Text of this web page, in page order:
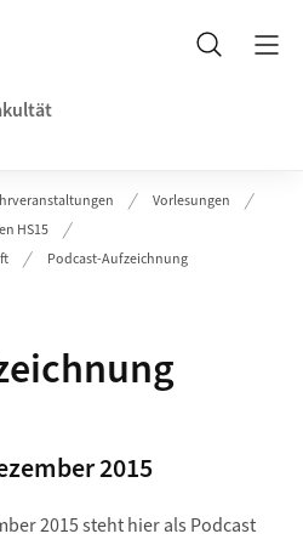
Suche
Vorlesungen
HS15
Podcast-Aufzeichnung
2015
2015 steht hier als Podcast